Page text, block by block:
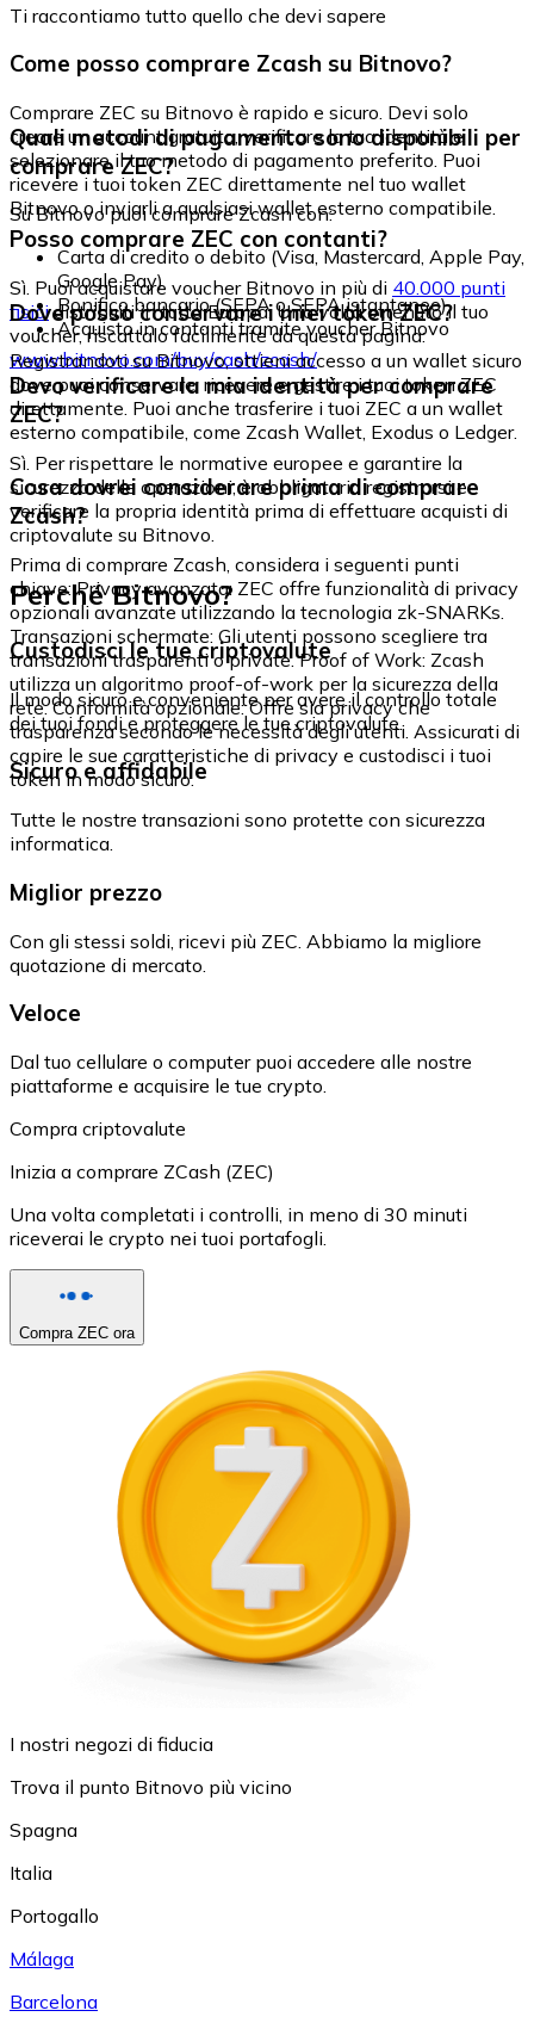
Ti raccontiamo tutto quello che devi sapere
Come posso comprare Zcash su Bitnovo?
Comprare ZEC su Bitnovo è rapido e sicuro. Devi solo
creare un account gratuito, verificare la tua identità e
selezionare il tuo metodo di pagamento preferito. Puoi
ricevere i tuoi token ZEC direttamente nel tuo wallet
Bitnovo o inviarli a qualsiasi wallet esterno compatibile.
Quali metodi di pagamento sono disponibili per
comprare ZEC?
Su Bitnovo puoi comprare Zcash con:
Carta di credito o debito (Visa, Mastercard, Apple Pay,
Google Pay)
Bonifico bancario (SEPA o SEPA istantaneo)
Acquisto in contanti tramite voucher Bitnovo
Posso comprare ZEC con contanti?
Sì. Puoi acquistare voucher Bitnovo in più di 40.000 punti
fisicidistribuiti in tutta Europa. Una volta ottenuto il tuo
voucher, riscattalo facilmente da questa pagina:
www.bitnovo.com/buy/cash/zcash/
Dove posso conservare i miei token ZEC?
Registrandoti su Bitnovo, ottieni accesso a un wallet sicuro
dove puoi conservare, ricevere e gestire i tuoi token ZEC
direttamente. Puoi anche trasferire i tuoi ZEC a un wallet
esterno compatibile, come Zcash Wallet, Exodus o Ledger.
Devo verificare la mia identità per comprare
ZEC?
Sì. Per rispettare le normative europee e garantire la
sicurezza delle operazioni, è obbligatorio registrarsi e
verificare la propria identità prima di effettuare acquisti di
criptovalute su Bitnovo.
Cosa dovrei considerare prima di comprare
Zcash?
Prima di comprare Zcash, considera i seguenti punti
chiave: Privacy avanzata: ZEC offre funzionalità di privacy
opzionali avanzate utilizzando la tecnologia zk-SNARKs.
Transazioni schermate: Gli utenti possono scegliere tra
transazioni trasparenti o private. Proof of Work: Zcash
utilizza un algoritmo proof-of-work per la sicurezza della
rete. Conformità opzionale: Offre sia privacy che
trasparenza secondo le necessità degli utenti. Assicurati di
capire le sue caratteristiche di privacy e custodisci i tuoi
token in modo sicuro.
Perché Bitnovo?
Custodisci le tue criptovalute
Il modo sicuro e conveniente per avere il controllo totale
dei tuoi fondi e proteggere le tue criptovalute.
Sicuro e affidabile
Tutte le nostre transazioni sono protette con sicurezza
informatica.
Miglior prezzo
Con gli stessi soldi, ricevi più ZEC. Abbiamo la migliore
quotazione di mercato.
Veloce
Dal tuo cellulare o computer puoi accedere alle nostre
piattaforme e acquisire le tue crypto.
Compra criptovalute
Inizia a comprare ZCash (ZEC)
Una volta completati i controlli, in meno di 30 minuti
riceverai le crypto nei tuoi portafogli.
Compra ZEC ora
I nostri negozi di fiducia
Trova il punto Bitnovo più vicino
Spagna
Italia
Portogallo
Málaga
Barcelona